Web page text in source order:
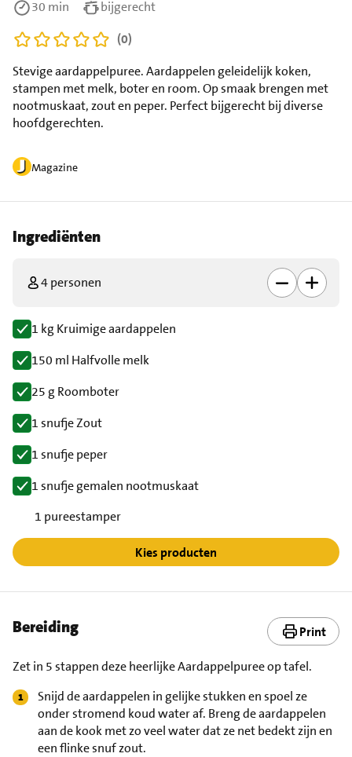
Magazine
Stevige aardappelpuree. Aardappelen geleidelijk koken,
stampen met melk, boter en room. Op smaak brengen met
nootmuskaat, zout en peper. Perfect bijgerecht bij diverse
hoofdgerechten.
30 min
bijgerecht
(0)
Ingrediënten
4 personen
1 kg Kruimige aardappelen
150 ml Halfvolle melk
25 g Roomboter
1 snufje Zout
1 snufje peper
1 snufje gemalen nootmuskaat
1 pureestamper
Kies producten
Bereiding Print
Zet in 5 stappen deze heerlijke Aardappelpuree op tafel.
Snijd de aardappelen in gelijke stukken en spoel ze
onder stromend koud water af. Breng de aardappelen
aan de kook met zo veel water dat ze net bedekt zijn en
een flinke snuf zout.